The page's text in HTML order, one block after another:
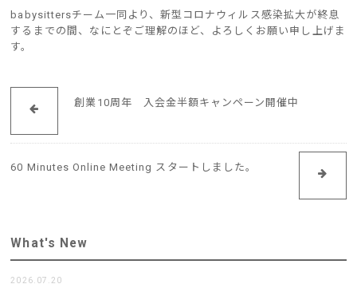
babysittersチーム一同より、新型コロナウィルス感染拡大が終息
するまでの間、なにとぞご理解のほど、よろしくお願い申し上げま
す。
創業10周年 入会金半額キャンペーン開催中
60 Minutes Online Meeting スタートしました。
What's New
2026.07.20